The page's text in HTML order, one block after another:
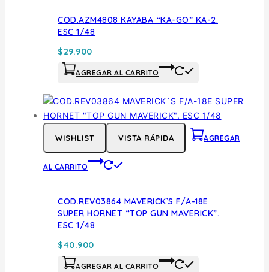
COD.AZM4808 KAYABA “KA-GO” KA-2.
ESC 1/48
$29.900
AGREGAR AL CARRITO
WISHLIST VISTA RÁPIDA AGREGAR
AL CARRITO
COD.REV03864 MAVERICK`S F/A-18E
SUPER HORNET “TOP GUN MAVERICK”.
ESC 1/48
$40.900
AGREGAR AL CARRITO